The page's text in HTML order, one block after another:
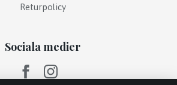
Returpolicy
Sociala medier